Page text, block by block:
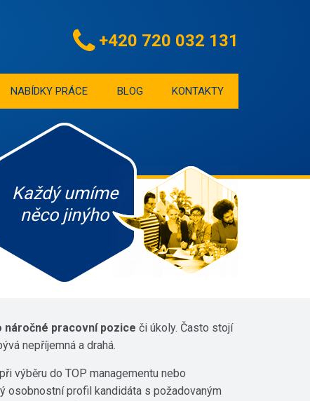
+420 720 032 131
NABÍDKY PRÁCE BLOG KONTAKTY
Každý umíme
něco jinýho
náročné pracovní pozice či úkoly. Často stojí
nepříjemná a drahá.
výběru do TOP managementu nebo
osobnostní profil kandidáta s požadovaným